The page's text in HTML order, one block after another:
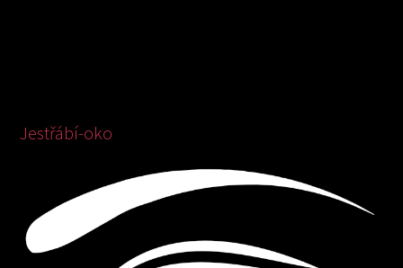
Jestřábí-oko